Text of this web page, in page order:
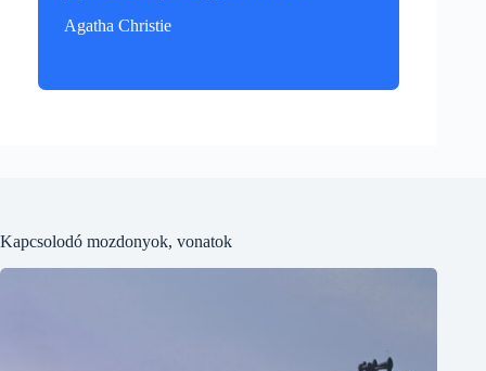
Agatha Christie
Kapcsolodó mozdonyok, vonatok